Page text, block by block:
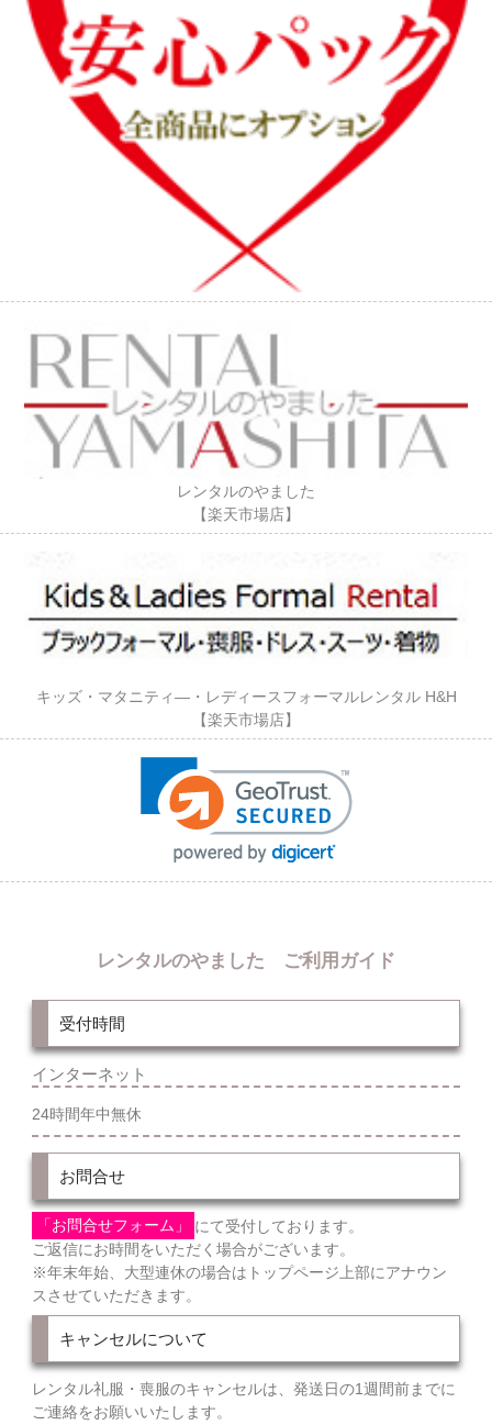
レンタルのやました
【楽天市場店】
キッズ・マタニティ―・レディースフォーマルレンタル H&H
【楽天市場店】
レンタルのやました ご利用ガイド
受付時間
インターネット
24時間年中無休
お問合せ
「お問合せフォーム」
にて受付しております。
ご返信にお時間をいただく場合がございます。
※年末年始、大型連休の場合はトップページ上部にアナウン
スさせていただきます。
キャンセルについて
レンタル礼服・喪服のキャンセルは、発送日の1週間前までに
ご連絡をお願いいたします。